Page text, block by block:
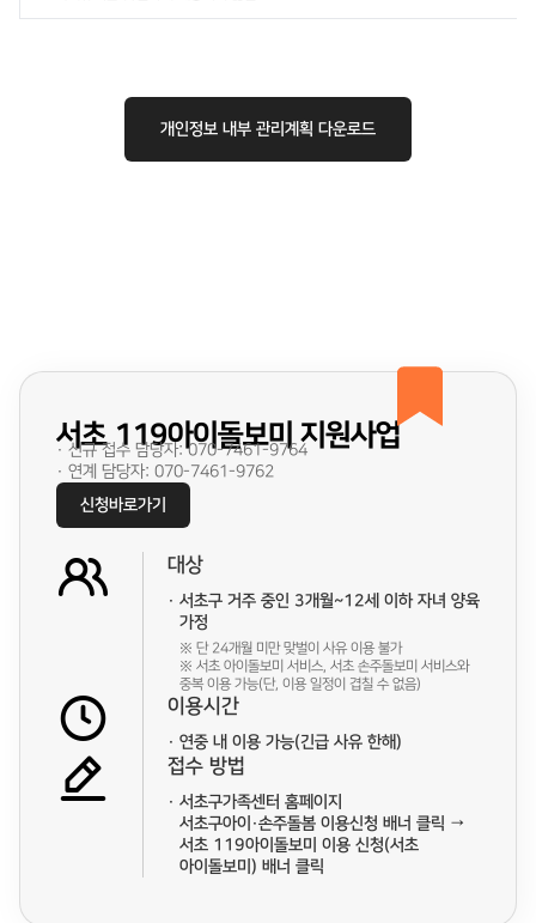
개인정보 내부 관리계획 다운로드
서초 119아이돌보미 지원사업
· 신규 접수 담당자: 070-7461-9764
· 연계 담당자: 070-7461-9762
신청바로가기
대상
서초구 거주 중인 3개월~12세 이하 자녀 양육
가정
※ 단 24개월 미만 맞벌이 사유 이용 불가
※ 서초 아이돌보미 서비스, 서초 손주돌보미 서비스와
중복 이용 가능(단, 이용 일정이 겹칠 수 없음)
이용시간
연중 내 이용 가능(긴급 사유 한해)
접수 방법
서초구가족센터 홈페이지
서초구아이·손주돌봄 이용신청 배너 클릭 →
서초 119아이돌보미 이용 신청(서초
아이돌보미) 배너 클릭